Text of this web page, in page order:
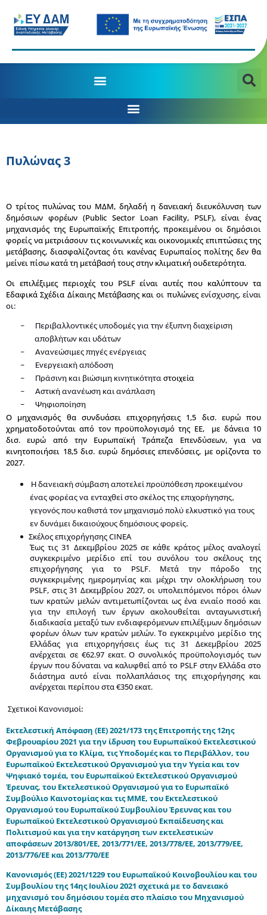
Πυλώνας 3
O τρίτος πυλώνας του ΜΔΜ, δηλαδή η δανειακή διευκόλυνση των
δημόσιων φορέων (Public Sector Loan Facility, PSLF), είναι ένας
μηχανισμός της Ευρωπαϊκής Επιτροπής, προκειμένου οι δημόσιοι
φορείς να μετριάσουν τις κοινωνικές και οικονομικές επιπτώσεις της
μετάβασης, διασφαλίζοντας ότι κανένας Ευρωπαίος πολίτης δεν θα
μείνει πίσω κατά τη μετάβασή τους στην κλιματική ουδετερότητα.
Οι επιλέξιμες περιοχές του PSLF είναι αυτές που καλύπτουν τα
Εδαφικά Σχέδια Δίκαιης Μετάβασης και οι πυλώνες ενίσχυσης, είναι
οι:
–
Περιβαλλοντικές υποδομές για την έξυπνη διαχείριση
αποβλήτων και υδάτων
–
Ανανεώσιμες πηγές ενέργειας
–
Ενεργειακή απόδοση
–
Πράσινη και βιώσιμη κινητικότητα στοιχεία
–
Αστική ανανέωση και ανάπλαση
–
Ψηφιοποίηση
Ο μηχανισμός θα συνδυάσει επιχορηγήσεις 1,5 δισ. ευρώ που
χρηματοδοτούνται από τον προϋπολογισμό της ΕΕ, με δάνεια 10
δισ.ευρώ από την Ευρωπαϊκή Τράπεζα Επενδύσεων, για να
κινητοποιήσει 18,5 δισ. ευρώ δημόσιες επενδύσεις, με ορίζοντα το
2027.
Η δανειακή σύμβαση αποτελεί προϋπόθεση προκειμένου
ένας φορέας να ενταχθεί στο σκέλος της επιχορήγησης,
γεγονός που καθιστά τον μηχανισμό πολύ ελκυστικό για τους
εν δυνάμει δικαιούχους δημόσιους φορείς.
Σκέλος επιχορήγησηςCINEA
Έως τις 31 Δεκεμβρίου 2025 σε κάθε κράτος μέλος αναλογεί
συγκεκριμένο μερίδιο επί του συνόλου του σκέλους της
επιχορήγησης για το PSLF. Μετά την πάροδο της
συγκεκριμένης ημερομηνίας και μέχρι την ολοκλήρωση του
PSLF, στις 31 Δεκεμβρίου 2027, οι υπολειπόμενοι πόροι όλων
των κρατών μελών αντιμετωπίζονται ως ένα ενιαίο ποσό και
για την επιλογή των έργων ακολουθείται ανταγωνιστική
διαδικασία μεταξύ των ενδιαφερόμενων επιλέξιμων δημόσιων
φορέων όλων των κρατών μελών. Το εγκεκριμένο μερίδιο της
Ελλάδας για επιχορηγήσεις έως τις 31 Δεκεμβρίου 2025
ανέρχεται σε €62.97 εκατ. Ο συνολικός προϋπολογισμός των
έργων που δύναται να καλυφθεί από το PSLF στην Ελλάδα στο
διάστημα αυτό είναι πολλαπλάσιος της επιχορήγησης και
ανέρχεται περίπου στα €350 εκατ.
Σχετικοί Κανονισμοί:
Εκτελεστική Απόφαση (ΕΕ) 2021/173 της Επιτροπής της 12ης
Φεβρουαρίου 2021 για την ίδρυση του Ευρωπαϊκού Εκτελεστικού
Οργανισμού για το Κλίμα, τις Υποδομές και το Περιβάλλον, του
Ευρωπαϊκού Εκτελεστικού Οργανισμού για την Υγεία και τον
Ψηφιακό τομέα, του Ευρωπαϊκού Εκτελεστικού Οργανισμού
Έρευνας, του Εκτελεστικού Οργανισμού για το Ευρωπαϊκό
Συμβούλιο Καινοτομίας και τις ΜΜΕ, του Εκτελεστικού
Οργανισμού του Ευρωπαϊκού Συμβουλίου Έρευνας και του
Ευρωπαϊκού Εκτελεστικού Οργανισμού Εκπαίδευσης και
Πολιτισμού και για την κατάργηση των εκτελεστικών
αποφάσεων 2013/801/ΕΕ, 2013/771/ΕΕ, 2013/778/ΕΕ, 2013/779/ΕΕ,
2013/776/ΕΕ και 2013/770/ΕΕ
Κανονισμός (ΕΕ) 2021/1229 του Ευρωπαϊκού Κοινοβουλίου και του
Συμβουλίου της 14ης Ιουλίου 2021 σχετικά με το δανειακό
μηχανισμό του δημόσιου τομέα στο πλαίσιο του Μηχανισμού
Δίκαιης Μετάβασης